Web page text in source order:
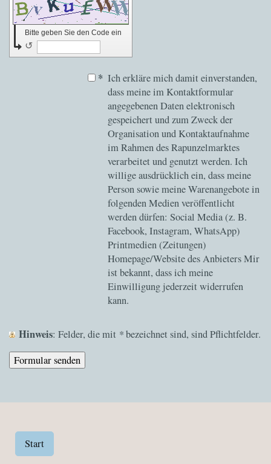
Bitte geben Sie den Code ein
↺
* Ich erkläre mich damit einverstanden,
dass meine im Kontaktformular
angegebenen Daten elektronisch
gespeichert und zum Zweck der
Organisation und Kontaktaufnahme
im Rahmen des Rapunzelmarktes
verarbeitet und genutzt werden. Ich
willige ausdrücklich ein, dass meine
Person sowie meine Warenangebote in
folgenden Medien veröffentlicht
werden dürfen: Social Media (z. B.
Facebook, Instagram, WhatsApp)
Printmedien (Zeitungen)
Homepage/Website des Anbieters Mir
ist bekannt, dass ich meine
Einwilligung jederzeit widerrufen
kann.
Hinweis : Felder, die mit *bezeichnet sind, sind Pflichtfelder.
Start